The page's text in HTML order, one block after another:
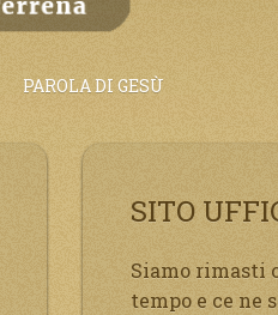
PAROLA DI GESÙ
SITO
Siamo rimasti
tempo e ce ne